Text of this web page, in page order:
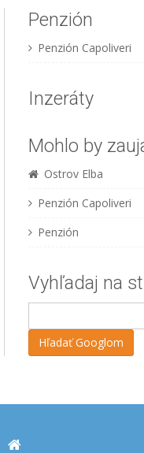
Penzión
Penzión Capoliveri
Inzeráty
Mohlo by
Ostrov Elba
Penzión Capoliveri
Penzión
Vyhľadaj na